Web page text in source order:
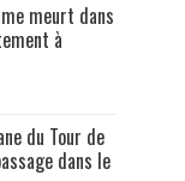
meurt dans
à
du Tour de
dans le